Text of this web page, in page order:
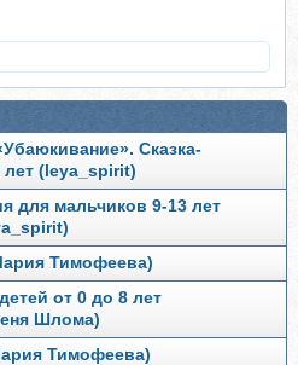
Сказка-
лет (leya_spirit)
для мальчиков 9-13 лет
Тимофеева)
от 0 до 8 лет
Шлома)
Тимофеева)